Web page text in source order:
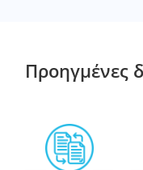
Προηγμένες